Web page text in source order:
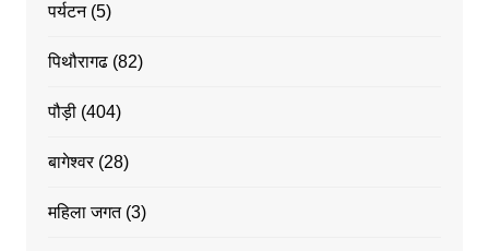
पर्यटन(5)
पिथौरागढ(82)
पौड़ी(404)
बागेश्वर(28)
महिला जगत(3)